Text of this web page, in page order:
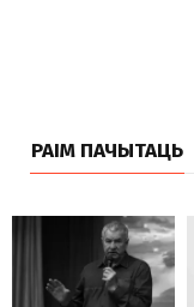
РАІМ ПАЧЫТАЦЬ